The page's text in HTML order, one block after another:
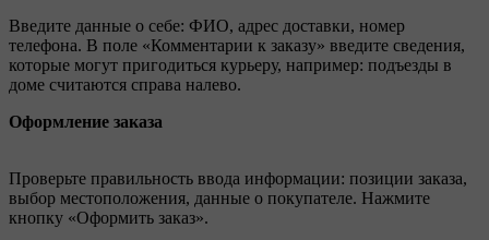
Введите данные о себе: ФИО, адрес доставки, номер
телефона. В поле «Комментарии к заказу» введите сведения,
которые могут пригодиться курьеру, например: подъезды в
доме считаются справа налево.
Оформление заказа
Проверьте правильность ввода информации: позиции заказа,
выбор местоположения, данные о покупателе. Нажмите
кнопку «Оформить заказ».